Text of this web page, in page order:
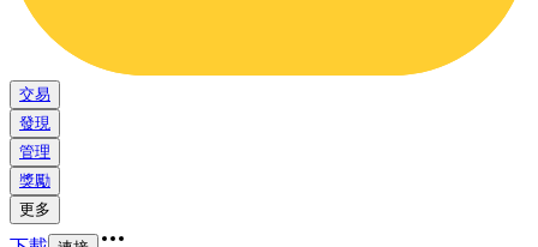
交易
發現
管理
獎勵
更多